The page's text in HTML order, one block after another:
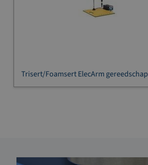
Trisert/Foamsert ElecArm gereedschap